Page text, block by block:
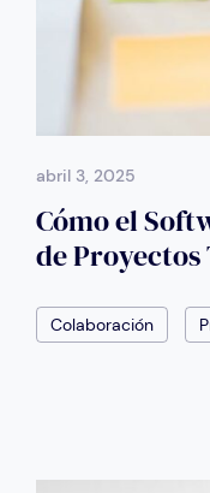
abril 3, 2025
Cómo el
de
Colaboración